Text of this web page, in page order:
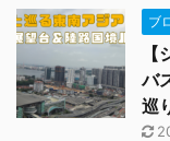
ブ
バ
巡